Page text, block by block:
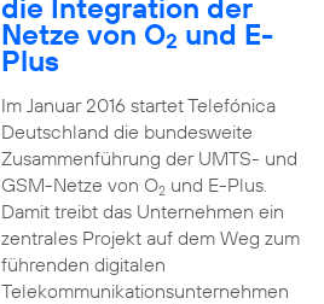
die Integration der
Netze von O2 und E-
Plus
Im Januar 2016 startet Telefónica
Deutschland die bundesweite
Zusammenführung der UMTS- und
GSM-Netze von O2und E-Plus.
Damit treibt das Unternehmen ein
zentrales Projekt auf dem Weg zum
führenden digitalen
Telekommunikationsunternehmen